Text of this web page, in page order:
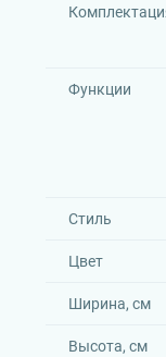
Функции
Стиль
Цвет
Ширина, см
Высота, см